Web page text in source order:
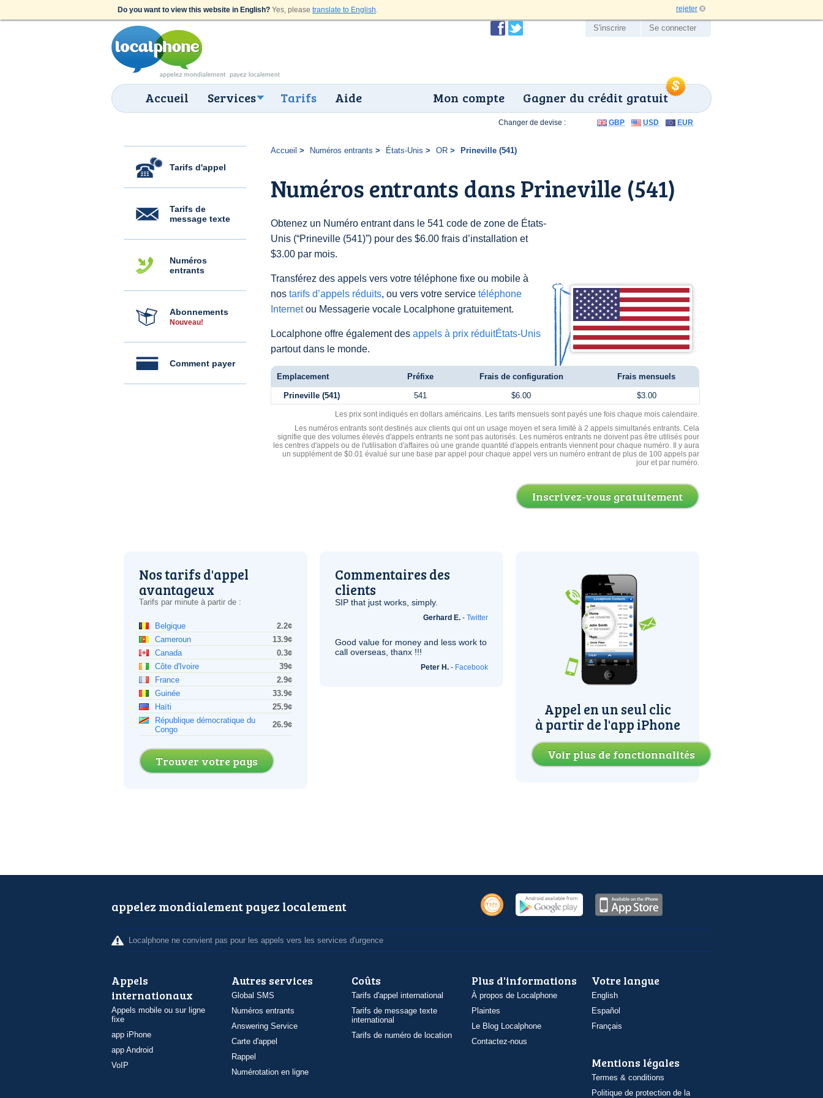
Do you want to view this website in English? Yes, please translate to English. rejeter
Accueil Services Tarifs Aide Gagner du crédit gratuit
Mon compte
S'inscrire Se connecter
Tarifs d'appel
Tarifs de
message texte
Numéros
entrants
Abonnements
Nouveau!
Comment payer
Accueil Numéros entrants États-Unis OR Prineville (541)
Numéros entrants dans Prineville (541)
Obtenez un Numéro entrant dans le 541 code de zone de États-
Unis (“Prineville (541)”) pour des $6.00 frais d’installation et
$3.00 par mois.
Transférez des appels vers votre téléphone fixe ou mobile à
nos tarifs d’appels réduits, ou vers votre service téléphone
Internetou Messagerie vocale Localphone gratuitement.
Localphone offre également des appels à prix réduitÉtats-Unis
partout dans le monde.
Changer de devise : GBP USD EUR
Emplacement Préfixe Frais de configuration Frais mensuels
Prineville (541) 541 $6.00 $3.00
Les prix sont indiqués en dollars américains. Les tarifs mensuels sont payés une fois chaque mois calendaire.
Les numéros entrants sont destinés aux clients qui ont un usage moyen et sera limité à 2 appels simultanés entrants. Cela
signifie que des volumes élevés d'appels entrants ne sont pas autorisés. Les numéros entrants ne doivent pas être utilisés pour
les centres d'appels ou de l'utilisation d'affaires où une grande quantité d'appels entrants viennent pour chaque numéro. Il y aura
un supplément de $0.01 évalué sur une base par appel pour chaque appel vers un numéro entrant de plus de 100 appels par
jour et par numéro.
Inscrivez-vous gratuitement
Nos tarifs d'appel
avantageux
Tarifs par minute à partir de :
Belgique
2.2¢
Cameroun
13.9¢
Canada
0.3¢
Côte d'Ivoire
39¢
France
2.9¢
Guinée
33.9¢
Haïti
25.9¢
République démocratique du
Congo
26.9¢
Trouver votre pays
Commentaires des
clients
SIP that just works, simply.
Gerhard E. - Twitter
Good value for money and less work to
call overseas, thanx !!!
Peter H. - Facebook
Appel en un seul clic
à partir de l'app iPhone
Voir plus de fonctionnalités
appelez mondialement payez localement
Localphone ne convient pas pour les appels vers les services d'urgence
Appels
internationaux
Appels mobile ou sur ligne
fixe
app iPhone
app Android
VoIP
Autres services
Global SMS
Numéros entrants
Answering Service
Carte d'appel
Rappel
Numérotation en ligne
Coûts
Tarifs d'appel international
Tarifs de message texte
international
Tarifs de numéro de location
Plus d'informations
À propos de Localphone
Plaintes
Le Blog Localphone
Contactez-nous
Votre langue
English
Español
Français
Mentions légales
Termes & conditions
Politique de protection de la